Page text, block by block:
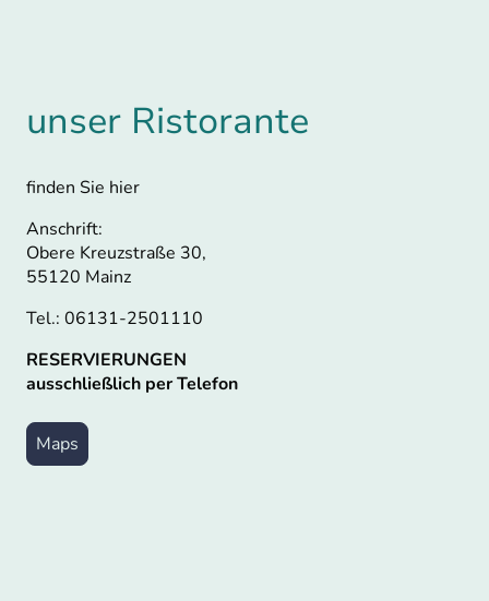
unser Ristorante
finden Sie hier
Anschrift:
Obere Kreuzstraße 30,
55120 Mainz
Tel.: 06131-2501110
RESERVIERUNGEN
ausschließlich per Telefon
Maps